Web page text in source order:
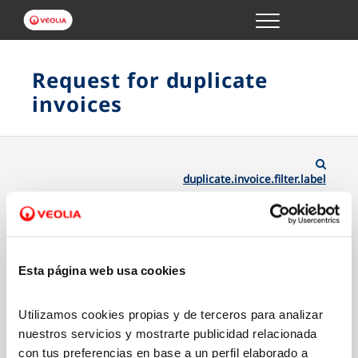
Esta página web usa cookies
Utilizamos cookies propias y de terceros para analizar
nuestros servicios y mostrarte publicidad relacionada
con tus preferencias en base a un perfil elaborado a
Menu
YOUR SERVICE
Request for duplicate
invoices
duplicate.invoice.filter.label